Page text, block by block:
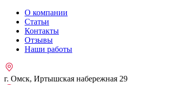
О компании
Статьи
Контакты
Отзывы
Наши работы
г. Омск, Иртышская набережная 29